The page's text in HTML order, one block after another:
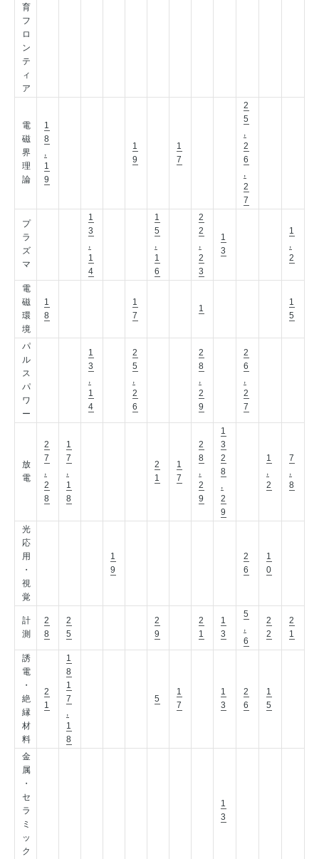
育
フ
ロ
ン
テ
ィ
ア
電
磁
界
理
論
1
8
,
1
9
1
9
1
7
2
5
,
2
6
,
2
7
プ
ラ
ズ
マ
1
3
,
1
4
1
5
,
1
6
2
2
,
2
3
1
3
1
,
2
電
磁
環
境
1
8
1
7
1
1
5
パ
ル
ス
パ
ワ
ー
1
3
,
1
4
2
5
,
2
6
2
8
,
2
9
2
6
,
2
7
放
電
2
7
,
2
8
1
7
,
1
8
2
1
1
7
2
8
,
2
9
1
3
2
8
,
2
9
1
,
2
7
,
8
光
応
用
・
視
覚
1
9
2
6
1
0
計
測
2
8
2
5
2
9
2
1
1
3
5
,
6
2
2
2
1
誘
電
・
絶
縁
材
料
2
1
1
8
1
7
,
1
8
5
1
7
1
3
2
6
1
5
金
属
・
セ
ラ
ミ
ッ
ク
1
3